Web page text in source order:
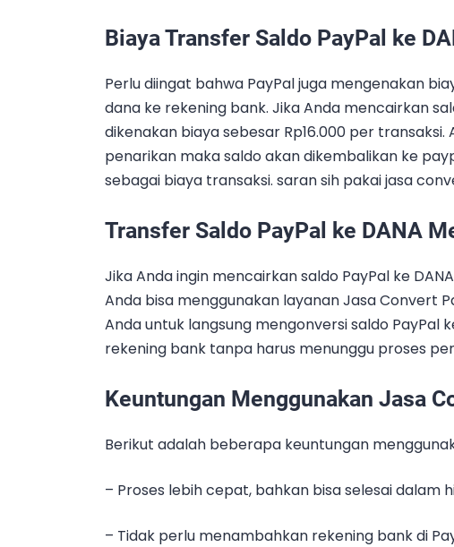
Biaya Transfer Saldo PayPal ke
Perlu diingat bahwa PayPal juga mengenakan
dana ke rekening bank. Jika Anda mencairkan
dikenakan biaya sebesar Rp16.000 per
penarikan maka saldo akan dikembalikan ke
sebagai biaya transaksi. saran sih pakai jasa
Transfer Saldo PayPal ke DANA
Jika Anda ingin mencairkan saldo PayPal ke
Anda bisa menggunakan layanan Jasa Convert
Anda untuk langsung mengonversi saldo
rekening bank tanpa harus menunggu proses
Keuntungan Menggunakan Jasa
Berikut adalah beberapa keuntungan
– Proses lebih cepat, bahkan bisa selesai dalam
– Tidak perlu menambahkan rekening bank di